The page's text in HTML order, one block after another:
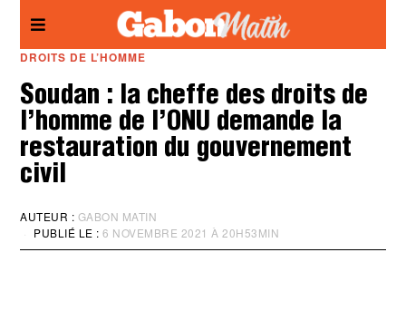
DROITS DE L’HOMME
Soudan : la cheffe des droits de
l’homme de l’ONU demande la
restauration du gouvernement
civil
AUTEUR : GABON MATIN
PUBLIÉ LE : 6 NOVEMBRE 2021 À 20H53MIN
I
Panneau de gestion des cookies